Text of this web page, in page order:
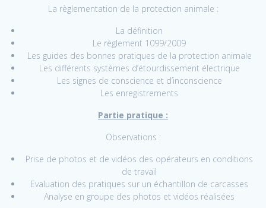
La règlementation de la protection animale :
La définition
Le règlement 1099/2009
Les guides des bonnes pratiques de la protection animale
Les différents systèmes d’étourdissement électrique
Les signes de conscience et d’inconscience
Les enregistrements
Partie pratique :
Observations :
Prise de photos et de vidéos des opérateurs en conditions
de travail
Evaluation des pratiques sur un échantillon de carcasses
Analyse en groupe des photos et vidéos réalisées